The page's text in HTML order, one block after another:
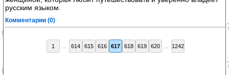
русским языком.
Комментарии (0)
1 614 615 616 617 618 619 620 1242